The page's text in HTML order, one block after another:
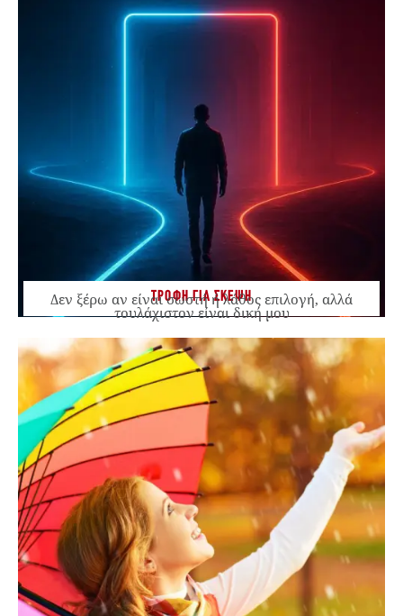
ΤΡΟΦΗ ΓΙΑ ΣΚΕΨΗ
Δεν ξέρω αν είναι σωστή ή λάθος επιλογή, αλλά
τουλάχιστον είναι δική μου